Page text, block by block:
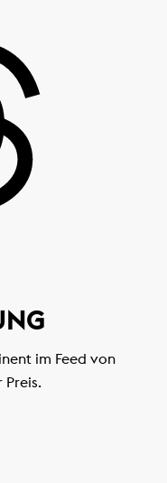
im Feed von
Preis.